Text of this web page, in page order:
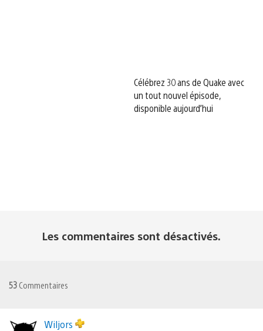
Célébrez 30 ans de Quake avec
un tout nouvel épisode,
disponible aujourd’hui
Les commentaires sont désactivés.
53 Commentaires
Wiljors